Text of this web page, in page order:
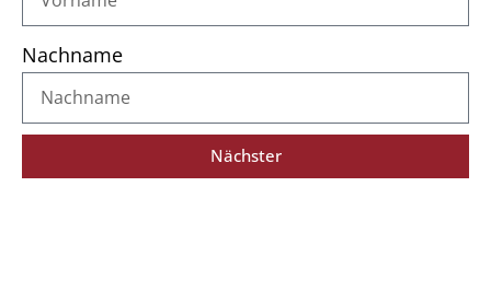
Nachname
Nächster